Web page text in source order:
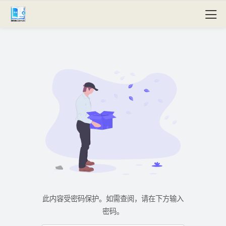
此内容受密码保护。如需查阅，请在下方输入
密码。
密码：